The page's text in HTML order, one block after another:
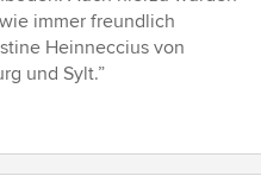
immer freundlich
Heinneccius von
und Sylt.”